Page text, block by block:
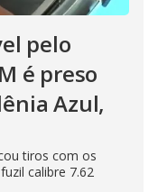
pelo
é preso
Azul,
tiros com os
calibre 7.62